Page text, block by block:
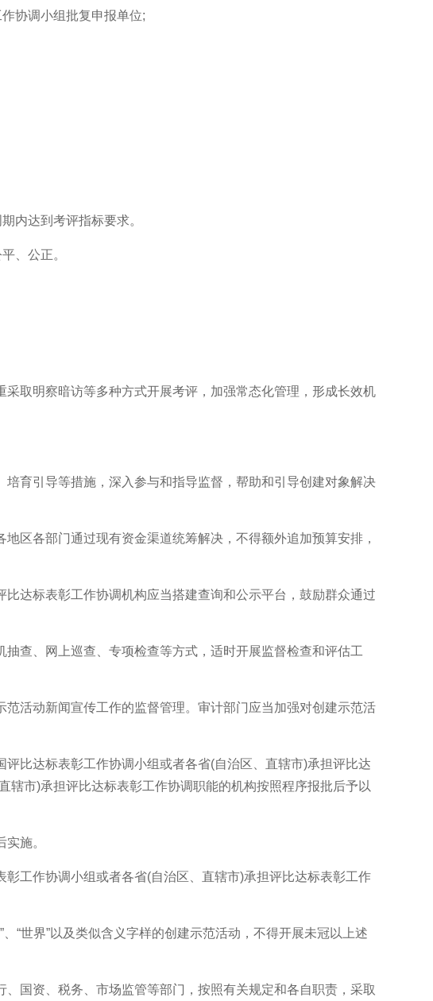
协调小组批复申报单位;
内达到考评指标要求。
、公正。
取明察暗访等多种方式开展考评，加强常态化管理，形成长效机
育引导等措施，深入参与和指导监督，帮助和引导创建对象解决
各部门通过现有资金渠道统筹解决，不得额外追加预算安排，
达标表彰工作协调机构应当搭建查询和公示平台，鼓励群众通过
查、网上巡查、专项检查等方式，适时开展监督检查和评估工
活动新闻宣传工作的监督管理。审计部门应当加强对创建示范活
比达标表彰工作协调小组或者各省(自治区、直辖市)承担评比达
市)承担评比达标表彰工作协调职能的机构按照程序报批后予以
施。
工作协调小组或者各省(自治区、直辖市)承担评比达标表彰工作
“世界”以及类似含义字样的创建示范活动，不得开展未冠以上述
国资、税务、市场监管等部门，按照有关规定和各自职责，采取